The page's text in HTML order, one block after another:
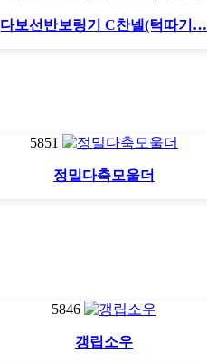
다보선반보링기 C찬넬(턱따기…
5851
정밀다축모울더
5846
갱립소우